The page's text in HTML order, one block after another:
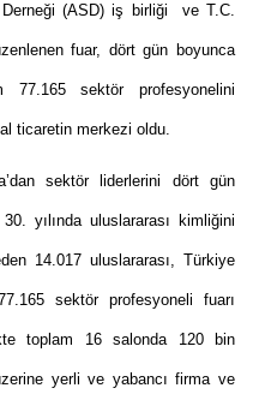
(ASD) iş birliği ve T.C.
fuar, dört gün boyunca
77.165 sektör profesyonelini
ticaretin merkezi oldu.
sektör liderlerini dört gün
yılında uluslararası kimliğini
14.017 uluslararası, Türkiye
sektör profesyoneli fuarı
toplam 16 salonda 120 bin
yerli ve yabancı firma ve